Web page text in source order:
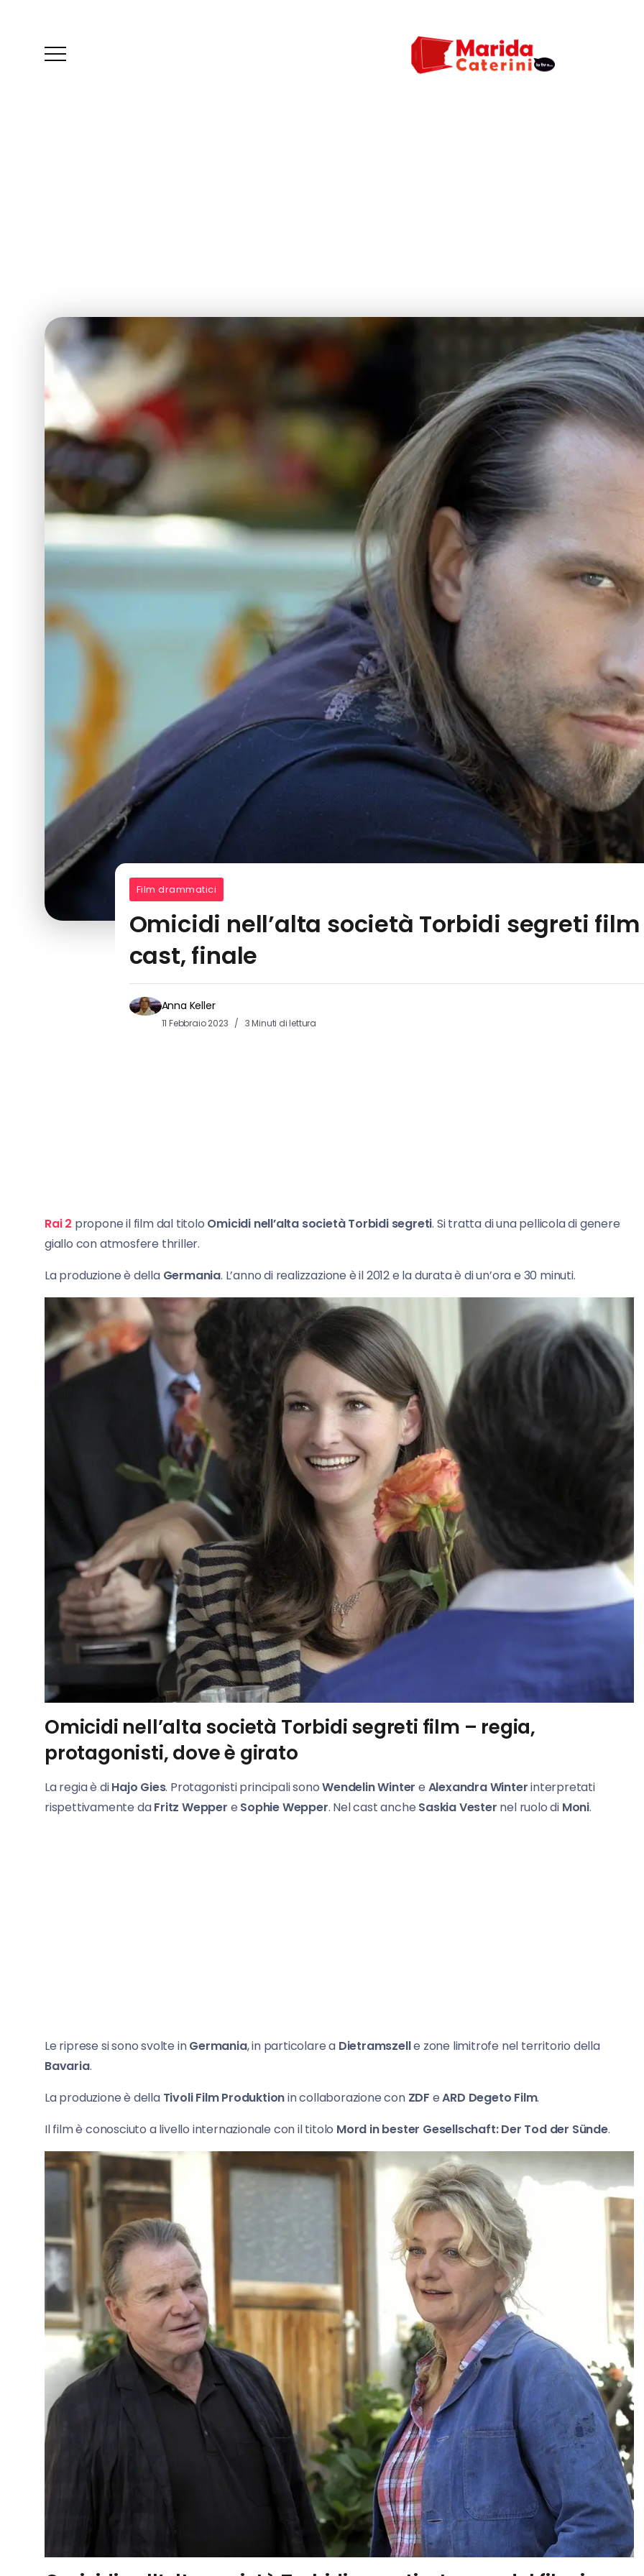
Film drammatici
Omicidi nell’alta società Torbidi segreti
cast, finale
Anna Keller
11 Febbraio 2023 3 Minuti di lettura
Rai 2 propone il film dal titolo Omicidi nell’alta società Torbidi segreti. Si tratta di una pellicola di genere
giallo con atmosfere thriller.
La produzione è della Germania. L’anno di realizzazione è il 2012 e la durata è di un’ora e 30 minuti.
Omicidi nell’alta società Torbidi segreti film – regia,
protagonisti, dove è girato
La regia è diHajo Gies. Protagonisti principali sonoWendelin Wintere Alexandra Winterinterpretati
rispettivamente daFritz Wepper e Sophie Wepper. Nel cast anche Saskia Vester nel ruolo di Moni.
Le riprese si sono svolte inGermania, in particolare a Dietramszelle zone limitrofe nel territorio della
Bavaria.
La produzione è dellaTivoli Film Produktionin collaborazione conZDF eARD Degeto Film.
Il film è conosciuto a livello internazionale con il titolo Mord in bester Gesellschaft: Der Tod der Sünde.